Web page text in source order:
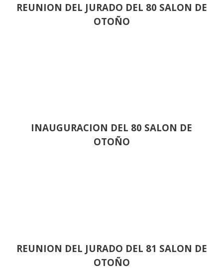
REUNION DEL JURADO DEL 80 SALON DE
OTOÑO
INAUGURACION DEL 80 SALON DE
OTOÑO
REUNION DEL JURADO DEL 81 SALON DE
OTOÑO